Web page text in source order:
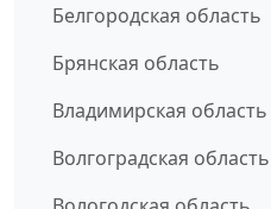
Белгородская область
Брянская область
Владимирская область
Волгоградская область